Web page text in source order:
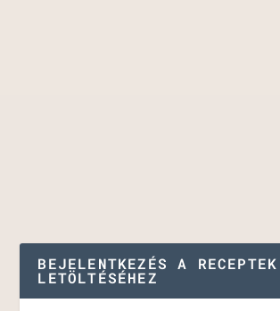
BEJELENTKEZÉS A RECEPTEK
LETÖLTÉSÉHEZ